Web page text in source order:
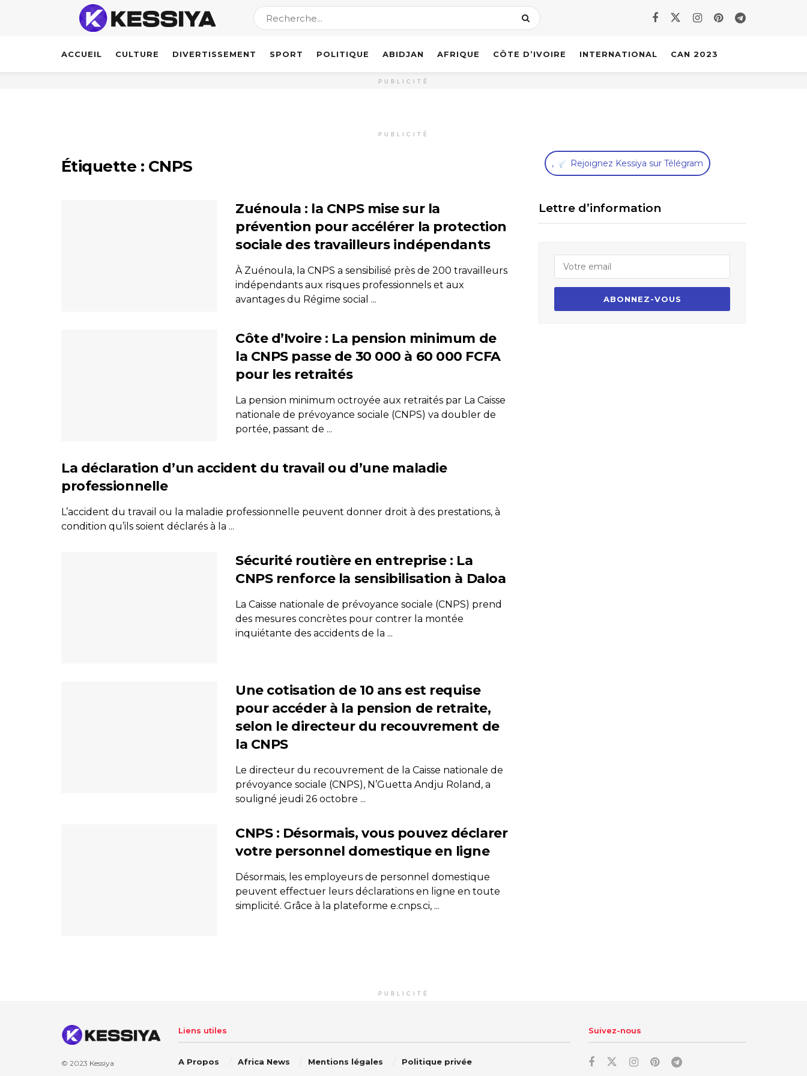
ACCUEIL CULTURE DIVERTISSEMENT SPORT POLITIQUE ABIDJAN AFRIQUE CÔTE D’IVOIRE INTERNATIONAL CAN 2023
PUBLICITÉ
PUBLICITÉ
Étiquette : CNPS
Zuénoula : la CNPS mise sur la
prévention pour accélérer la protection
sociale des travailleurs indépendants
À Zuénoula, la CNPS a sensibilisé près de 200 travailleurs
indépendants aux risques professionnels et aux
avantages du Régime social ...
Côte d’Ivoire : La pension minimum de
la CNPS passe de 30 000 à 60 000 FCFA
pour les retraités
La pension minimum octroyée aux retraités par La Caisse
nationale de prévoyance sociale (CNPS) va doubler de
portée, passant de ...
La déclaration d’un accident du travail ou d’une maladie
professionnelle
L’accident du travail ou la maladie professionnelle peuvent donner droit à des prestations, à
condition qu’ils soient déclarés à la ...
Sécurité routière en entreprise : La
CNPS renforce la sensibilisation à Daloa
La Caisse nationale de prévoyance sociale (CNPS) prend
des mesures concrètes pour contrer la montée
inquiétante des accidents de la ...
Une cotisation de 10 ans est requise
pour accéder à la pension de retraite,
selon le directeur du recouvrement de
la CNPS
Le directeur du recouvrement de la Caisse nationale de
prévoyance sociale (CNPS), N’Guetta Andju Roland, a
souligné jeudi 26 octobre ...
CNPS : Désormais, vous pouvez déclarer
votre personnel domestique en ligne
Désormais, les employeurs de personnel domestique
peuvent effectuer leurs déclarations en ligne en toute
simplicité. Grâce à la plateforme e.cnps.ci, ...
, Rejoignez Kessiya sur Télégram
Lettre d’information
PUBLICITÉ
© 2023 Kessiya
Liens utiles
A Propos Africa News Mentions légales Politique privée
Suivez-nous